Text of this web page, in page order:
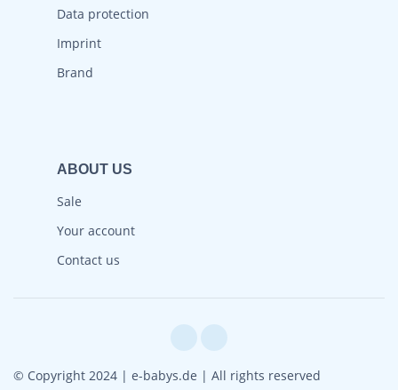
Data protection
Imprint
Brand
ABOUT US
Sale
Your account
Contact us
© Copyright 2024 | e-babys.de | All rights reserved